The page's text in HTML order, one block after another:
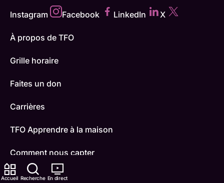
Accueil Recherche En direct
Instagram Facebook LinkedIn X
À propos de TFO
Grille horaire
Faites un don
Carrières
TFO Apprendre à la maison
Comment nous capter
Contactez-nous